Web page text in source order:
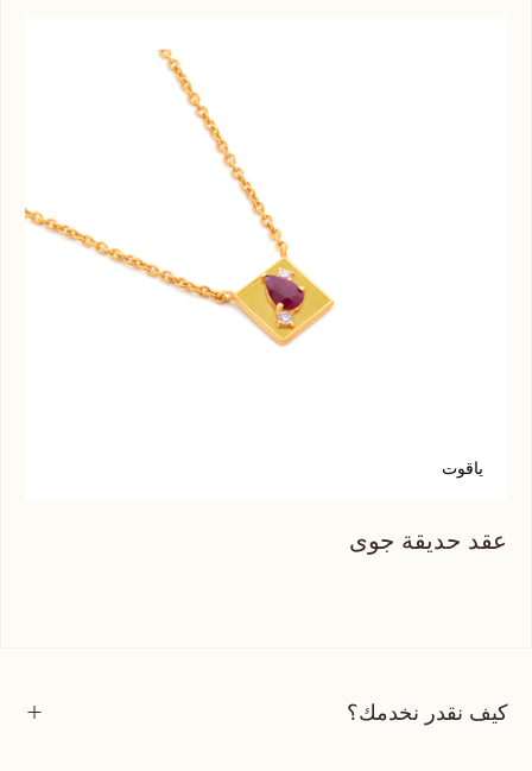
ياقوت
عقد حديقة جوى
كيف نقدر نخدمك؟